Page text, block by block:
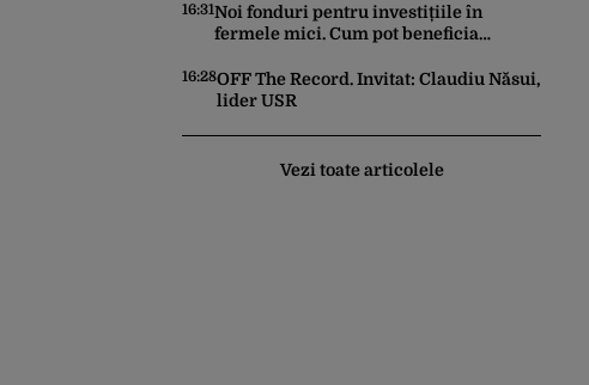
16:31Noi fonduri pentru investițiile în
fermele mici. Cum pot beneficia
de până la 50.000 de euro
16:28OFF The Record. Invitat: Claudiu Năsui,
lider USR
Vezi toate articolele